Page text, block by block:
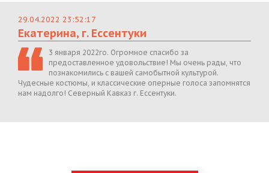
29.04.2022 23:52:17
Екатерина, г. Ессентуки
3 января 2022го. Огромное спасибо за
предоставленное удовольствие! Мы очень рады, что
познакомились с вашей самобытной культурой.
Чудесные костюмы, и классические оперные голоса запомнятся
нам надолго! Северный Кавказ г. Ессентуки.